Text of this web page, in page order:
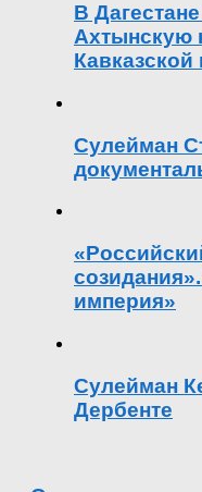
В
Ахтынскую
Сулейман
империя»
Сулейман
Дербенте